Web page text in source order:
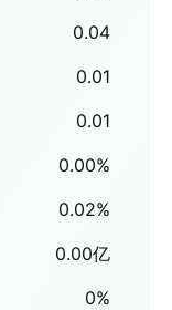
0.04
0.01
0.01
0.00%
0.02%
0.00亿
0%